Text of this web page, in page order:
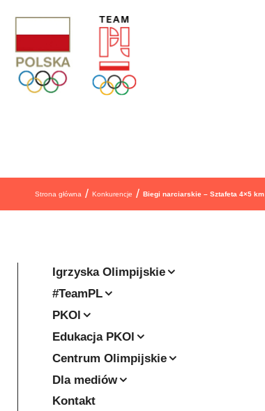
Strona główna / Konkurencje / Biegi narciarskie – Sztafeta 4×5 km
Igrzyska Olimpijskie
#TeamPL
PKOl
Edukacja PKOl
Centrum Olimpijskie
Dla mediów
Kontakt